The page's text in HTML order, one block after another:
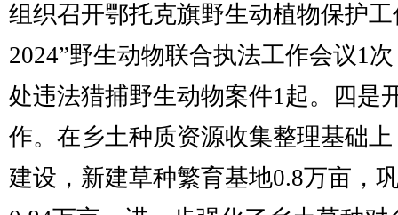
组织召开鄂托克旗野生动植物保护
2024”野生动物联合执法工作会议1
处违法猎捕野生动物案件1起。四是
作。在乡土种质资源收集整理基础
建设，新建草种繁育基地0.8万亩，